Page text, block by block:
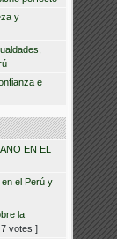
y
e
EN EL
el Perú y
la
votes ]